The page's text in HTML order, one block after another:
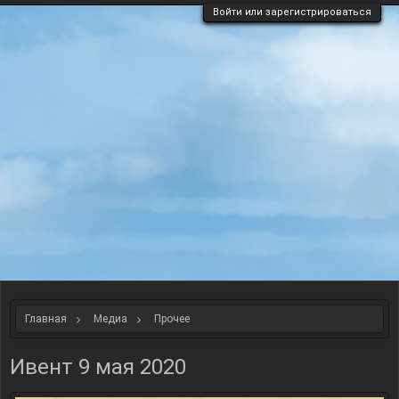
Войти или зарегистрироваться
Главная Медиа Прочее
Ивент 9 мая 2020